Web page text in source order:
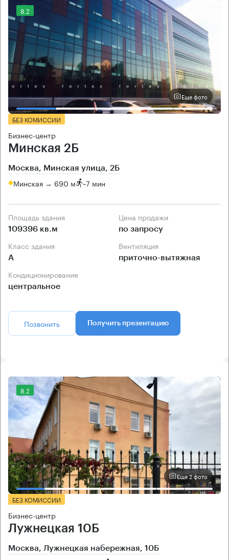
8.2
Еще фото
БЕЗ КОМИССИИ
Бизнес-центр
Минская 2Б
Москва, Минская улица, 2Б
Минская → 690 м ~7 мин
Площадь здания
109396 кв.м
Цена продажи
по запросу
Класс здания
А
Вентиляция
приточно-вытяжная
Кондиционирование
центральное
Позвонить Получить презентацию
8.2
Еще 2 фото
БЕЗ КОМИССИИ
Бизнес-центр
Лужнецкая 10Б
Москва, Лужнецкая набережная, 10Б